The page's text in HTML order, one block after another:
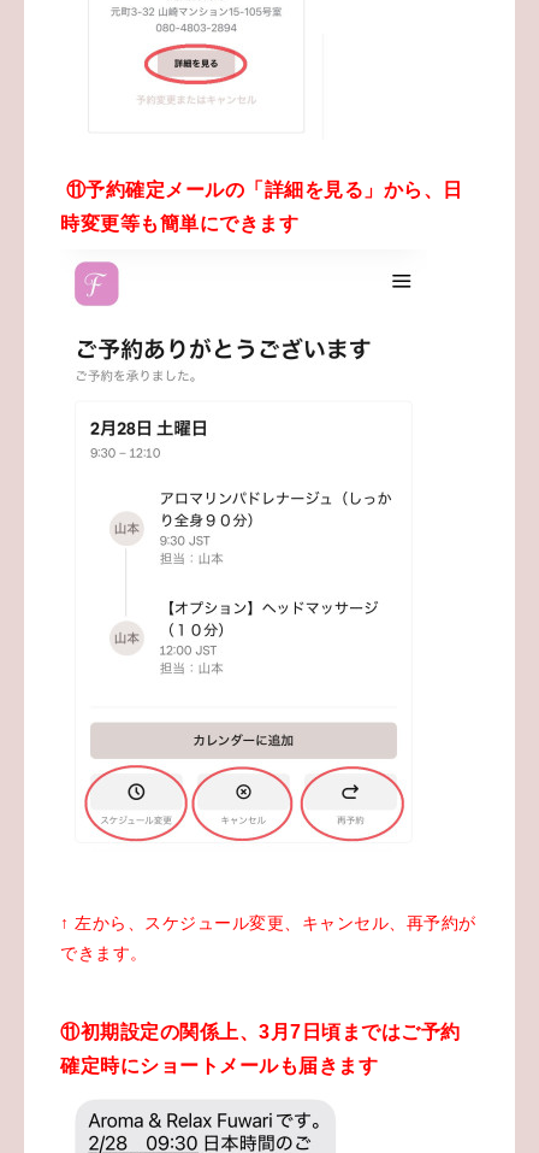
⑪予約確定 メールの「詳細を見る」から、日
時変更等も簡単にできます
↑ 左から、スケジュール変更、キャンセル、再予約が
できます。
⑪初期設定の関係上、3月7日頃まではご予約
確定時にショートメールも届きます